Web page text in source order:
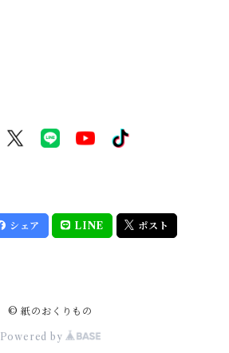
シェア LINE ポスト
© 紙のおくりもの
Powered by